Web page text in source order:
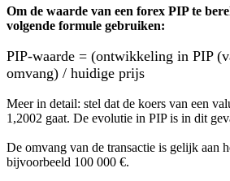
Om de waarde van een forex PIP te
volgende formule gebruiken:
PIP-waarde = (ontwikkeling in PIP
omvang) / huidige prijs
Meer in detail: stel dat de koers van een
1,2002 gaat. De evolutie in PIP is in dit
De omvang van de transactie is gelijk aan
bijvoorbeeld 100 000 €.